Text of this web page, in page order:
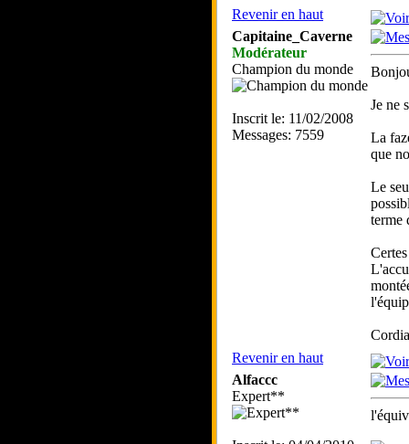
Revenir en haut
Capitaine_Caverne
Modérateur
Champion du monde
Inscrit le: 11/02/2008
Messages: 7559
Je ne
La
que
Le
terme
Revenir en haut
Alfaccc
Expert**